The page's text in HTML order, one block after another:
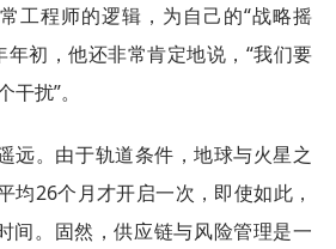
工程师的逻辑，为自己的“战略摇
年初，他还非常肯定地说，“我们要
扰”。
远。由于轨道条件，地球与火星之
均26个月才开启一次，即使如此，
间。固然，供应链与风险管理是一